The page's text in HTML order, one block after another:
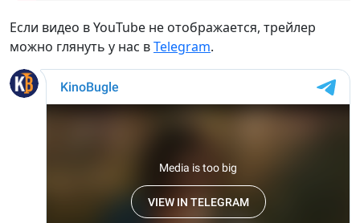
Если видео в YouTube не отображается, трейлер
можно глянуть у нас вTelegram.